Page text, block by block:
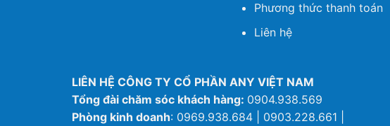
Phương thức thanh toán
Liên hệ
LIÊN HỆ CÔNG TY CỔ PHẦN ANY VIỆT NAM
Tổng đài chăm sóc khách hàng: 0904.938.569
Phòng kinh doanh: 0969.938.684 | 0903.228.661 |